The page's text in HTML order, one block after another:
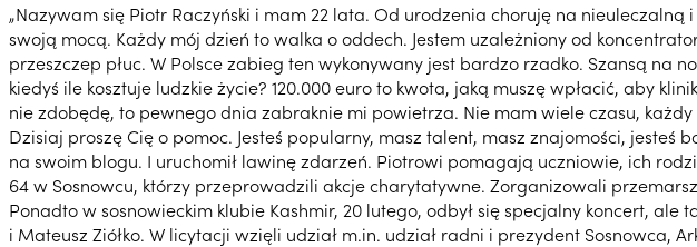
„Nazywam się Piotr Raczyński i mam 22 lata. Od urodzenia choruję na
swoją mocą. Każdy mój dzień to walka o oddech. Jestem uzależniony od
przeszczep płuc. W Polsce zabieg ten wykonywany jest bardzo rzadko. Szansą na
kiedyś ile kosztuje ludzkie życie? 120.000 euro to kwota, jaką muszę wpłacić, aby
nie zdobędę, to pewnego dnia zabraknie mi powietrza. Nie mam wiele czasu,
Dzisiaj proszę Cię o pomoc. Jesteś popularny, masz talent, masz znajomości, jesteś
na swoim blogu. I uruchomił lawinę zdarzeń. Piotrowi pomagają uczniowie, ich
64 w Sosnowcu, którzy przeprowadzili akcje charytatywne. Zorganizowali
Ponadto w sosnowieckim klubie Kashmir, 20 lutego, odbył się specjalny koncert,
i Mateusz Ziółko. W licytacji wzięli udział m.in. udział radni i prezydent Sosnowca,